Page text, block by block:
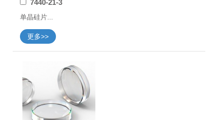
7440-21-3
单晶硅片...
更多>>